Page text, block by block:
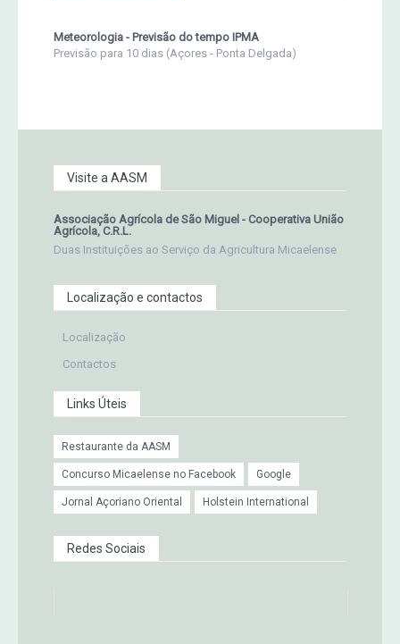
Meteorologia - Previsão do tempo IPMA
Previsão para 10 dias (Açores - Ponta Delgada)
Visite a AASM
Associação Agrícola de São Miguel - Cooperativa União
Agrícola, C.R.L.
Duas Instituições ao Serviço da Agricultura Micaelense
Localização e contactos
Localização
Contactos
Links Úteis
Restaurante da AASM
Concurso Micaelense no Facebook Google
Jornal Açoriano Oriental Holstein International
Redes Sociais